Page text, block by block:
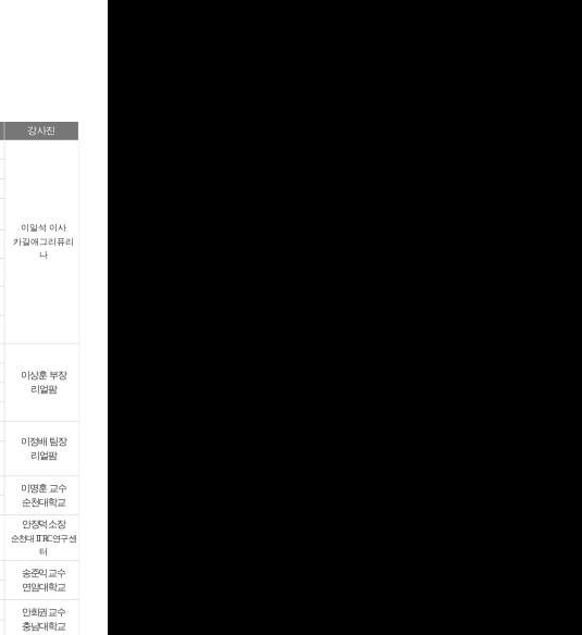
강사진
이일석 이사
카길애그리퓨리
나
이상훈 부장
리얼팜
이정배 팀장
리얼팜
이명훈 교수
순천대학교
안장덕 소장
순천대 ITRC연구센
터
송준익 교수
연암대학교
안희권 교수
충남대학교